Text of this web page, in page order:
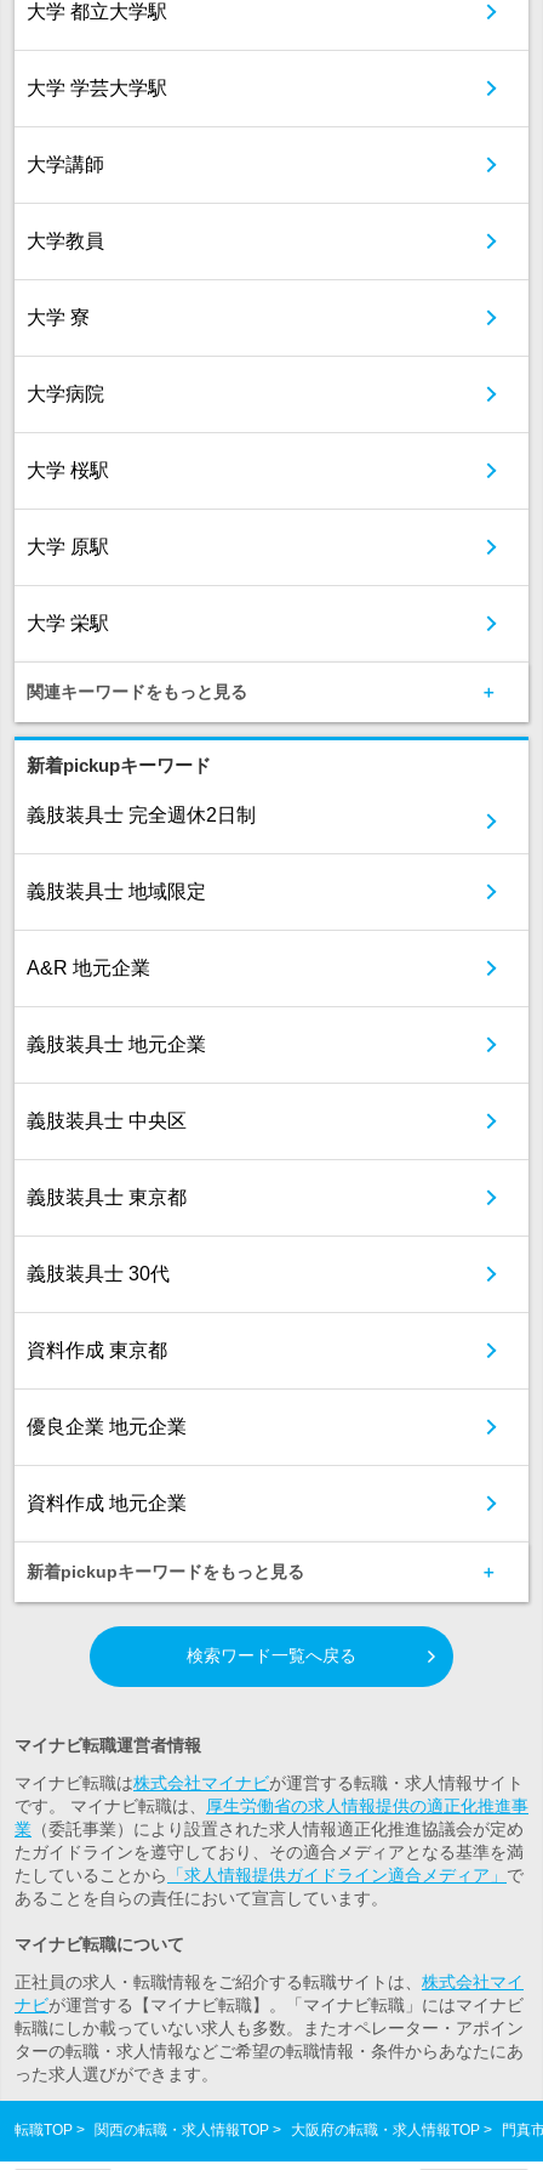
大学 都立大学駅
大学 学芸大学駅
大学講師
大学教員
大学 寮
大学病院
大学 桜駅
大学 原駅
大学 栄駅
関連キーワードをもっと見る
新着pickupキーワード
義肢装具士 完全週休2日制
義肢装具士 地域限定
A&R 地元企業
義肢装具士 地元企業
義肢装具士 中央区
義肢装具士 東京都
義肢装具士 30代
資料作成 東京都
優良企業 地元企業
資料作成 地元企業
新着pickupキーワードをもっと見る
検索ワード一覧へ戻る
マイナビ転職運営者情報
マイナビ転職は株式会社マイナビが運営する転職・求人情報サイト
です。 マイナビ転職は、
厚生労働省の求人情報提供の適正化推進事
業 （委託事業）により設置された求人情報適正化推進協議会が定め
たガイドラインを遵守しており、その適合メディアとなる基準を満
たしていることから
「求人情報提供ガイドライン適合メディア」 で
あることを自らの責任において宣言しています。
マイナビ転職について
正社員の求人・転職情報をご紹介する転職サイトは、 株式会社マイ
ナビが運営する【マイナビ転職】。「マイナビ転職」にはマイナビ
転職にしか載っていない求人も多数。またオペレーター・アポイン
ターの転職・求人情報などご希望の転職情報・条件からあなたにあ
った求人選びができます。
転職TOP 関西の転職・求人情報TOP 大阪府の転職・求人情報TOP 門真